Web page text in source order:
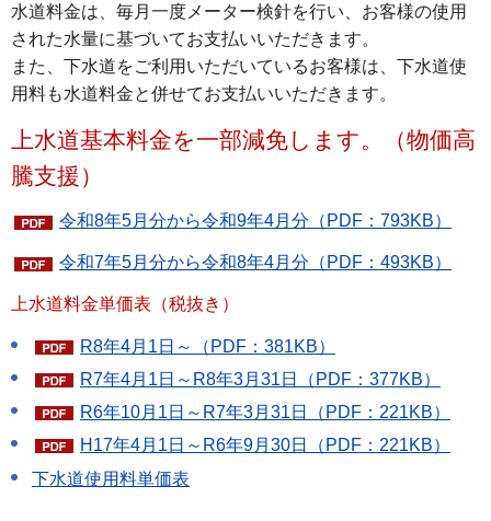
水道料金は、毎月一度メーター検針を行い、お客様の使用
された水量に基づいてお支払いいただきます。
また、下水道をご利用いただいているお客様は、下水道使
用料も水道料金と併せてお支払いいただきます。
上水道基本料金を一部減免します。（物価高
騰支援）
令和8年5月分から令和9年4月分（PDF：793KB）
令和7年5月分から令和8年4月分（PDF：493KB）
上水道料金単価表（税抜き）
R8年4月1日～（PDF：381KB）
R7年4月1日～R8年3月31日（PDF：377KB）
R6年10月1日～R7年3月31日（PDF：221KB）
H17年4月1日～R6年9月30日（PDF：221KB）
下水道使用料単価表